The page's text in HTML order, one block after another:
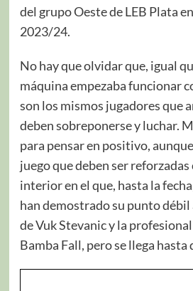
del grupo Oeste de LEB Plata
2023/24.
No hay que olvidar que, igual
máquina empezaba funcionar
son los mismos jugadores que
deben sobreponerse y luchar.
para pensar en positivo,
juego que deben ser reforzadas
interior en el que, hasta la
han demostrado su punto débil
de Vuk Stevanic y la
Bamba Fall, pero se llega hasta